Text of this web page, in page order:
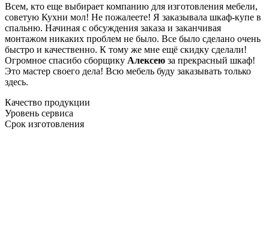
Всем, кто еще выбирает компанию для изготовления мебели,
советую Кухни мол! Не пожалеете! Я заказывала шкаф-купе в
спальню. Начиная с обсуждения заказа и заканчивая
монтажом никаких проблем не было. Все было сделано очень
быстро и качественно. К тому же мне ещё скидку сделали!
Огромное спасибо сборщику Алексею за прекрасный шкаф!
Это мастер своего дела! Всю мебель буду заказывать только
здесь.
Качество продукции
Уровень сервиса
Срок изготовления